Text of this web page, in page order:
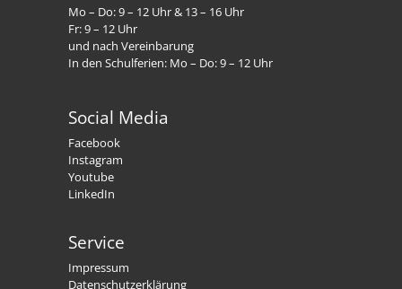
Mo – Do: 9 – 12 Uhr & 13 – 16 Uhr
Fr: 9 – 12 Uhr
und nach Vereinbarung
In den Schulferien: Mo – Do: 9 – 12 Uhr
Social Media
Facebook
Instagram
Youtube
LinkedIn
Service
Impressum
Datenschutzerklärung